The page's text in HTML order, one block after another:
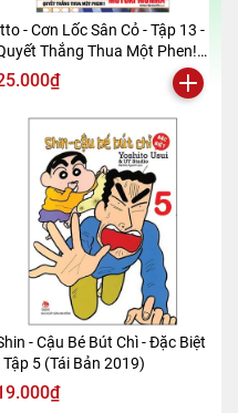
- Cơn Lốc Sân Cỏ - Tập 13 -
Thắng Thua Một Phen!!
Bản 2024)
- Cậu Bé Bút Chì - Đặc Biệt
Tập 5 (Tái Bản 2019)